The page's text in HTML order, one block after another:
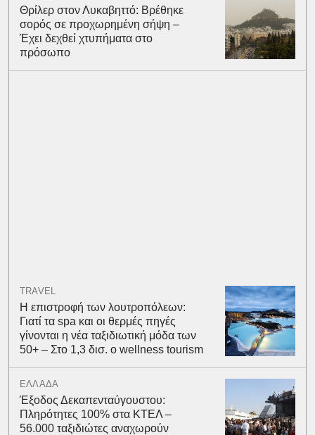
Θρίλερ στον Λυκαβηττό: Βρέθηκε
σορός σε προχωρημένη σήψη –
Έχει δεχθεί χτυπήματα στο
πρόσωπο
TRAVEL
Η επιστροφή των λουτροπόλεων:
Γιατί τα spa και οι θερμές πηγές
γίνονται η νέα ταξιδιωτική μόδα των
50+ – Στο 1,3 δισ. ο wellness tourism
ΕΛΛΑΔΑ
Έξοδος Δεκαπενταύγουστου:
Πληρότητες 100% στα ΚΤΕΛ –
56.000 ταξιδιώτες αναχωρούν